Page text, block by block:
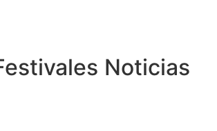
Noticias